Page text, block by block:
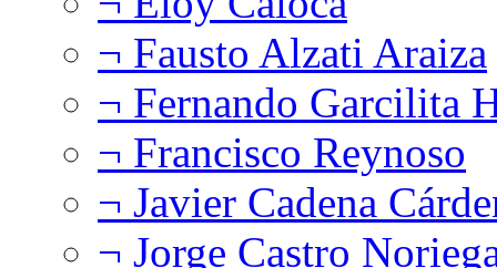
¬ Fausto Alzati Araiza
¬ Fernando Garcilita
¬ Francisco Reynoso
¬ Javier Cadena
¬ Jorge Castro